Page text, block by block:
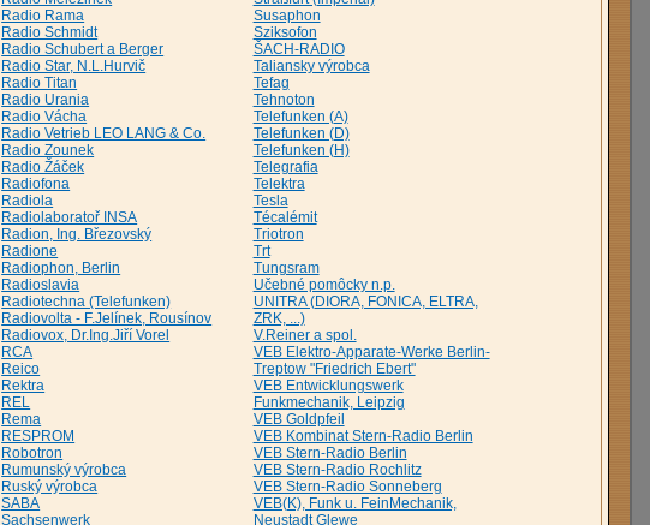
Radio Rama
Radio Schmidt
Radio Schubert a Berger
Radio Star, N.L.Hurvič
Radio Titan
Radio Urania
Radio Vácha
Radio Vetrieb LEO LANG & Co.
Radio Zounek
Radio Žáček
Radiofona
Radiola
Radiolaboratoř INSA
Radion, Ing. Březovský
Radione
Radiophon, Berlin
Radioslavia
Radiotechna (Telefunken)
Radiovolta - F.Jelínek, Rousínov
Radiovox, Dr.Ing.Jiří Vorel
RCA
Reico
Rektra
REL
Rema
RESPROM
Robotron
Rumunský výrobca
Ruský výrobca
SABA
Sachsenwerk
Susaphon
Sziksofon
ŠACH-RADIO
Taliansky výrobca
Tefag
Tehnoton
Telefunken (A)
Telefunken (D)
Telefunken (H)
Telegrafia
Telektra
Tesla
Técalémit
Triotron
Trt
Tungsram
Učebné pomôcky n.p.
UNITRA (DIORA, FONICA, ELTRA,
ZRK, ...)
V.Reiner a spol.
VEB Elektro-Apparate-Werke Berlin-
Treptow "Friedrich Ebert"
VEB Entwicklungswerk
Funkmechanik, Leipzig
VEB Goldpfeil
VEB Kombinat Stern-Radio Berlin
VEB Stern-Radio Berlin
VEB Stern-Radio Rochlitz
VEB Stern-Radio Sonneberg
VEB(K), Funk u. FeinMechanik,
Neustadt Glewe